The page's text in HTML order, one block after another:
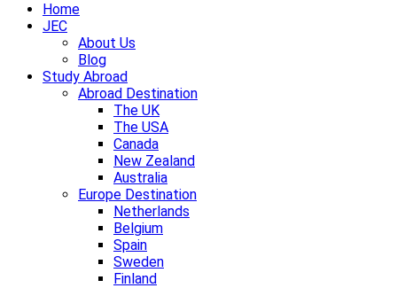
Home
JEC
About Us
Blog
Study Abroad
Abroad Destination
The UK
The USA
Canada
New Zealand
Australia
Europe Destination
Netherlands
Belgium
Spain
Sweden
Finland